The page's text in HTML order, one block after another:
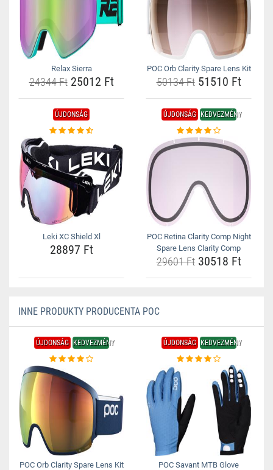
Relax Sierra
24344 Ft25012 Ft
POC Orb Clarity Spare Lens Kit
50134 Ft51510 Ft
ÚJDONSÁG
Leki XC Shield Xl
28897 Ft
ÚJDONSÁG KEDVEZMÉNY
POC Retina Clarity Comp Night
Spare Lens Clarity Comp
29601 Ft30518 Ft
INNE PRODUKTY PRODUCENTA POC
ÚJDONSÁG KEDVEZMÉNY
POC Orb Clarity Spare Lens Kit
ÚJDONSÁG KEDVEZMÉNY
POC Savant MTB Glove